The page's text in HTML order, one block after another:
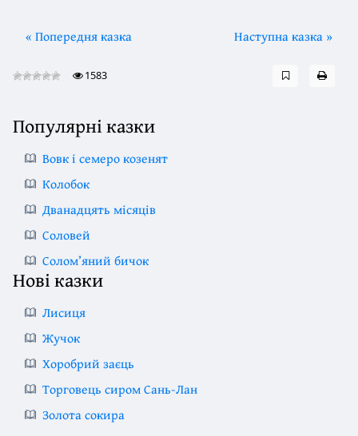
« Попередня казка Наступна казка »
1583
Популярні казки
Вовк і семеро козенят
Колобок
Дванадцять місяців
Соловей
Солом’яний бичок
Нові казки
Лисиця
Жучок
Хоробрий заєць
Торговець сиром Сань-Лан
Золота сокира